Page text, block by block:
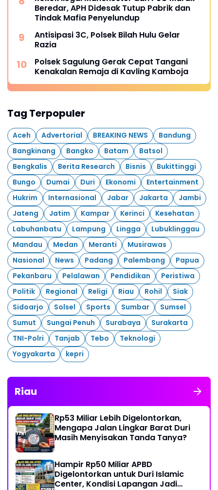
Beredar, APH Didesak Tutup Pabrik dan
Tindak Mafia Penyelundup
Antisipasi 3C, Polsek Bilah Hulu Gelar
Razia
Polsek Sagulung Gerak Cepat Tangani
Kenakalan Remaja di Kavling Kamboja
Tag Terpopuler
Aceh Advertorial BREAKING NEWS
Bandung
Bangkinang
Bangko Batam
Batsol
Bengkalis
Berita Research Bisnis
Bukittinggi
Bungo
Dumai Duri Ekonomi
Entertainment
Hukrim
Internasional Jabar Jakarta
Jambi
Jateng
Jatim Kampar Kerinci
Kesehatan
Labuhanbatu
Lampung Lingga
Lubuklinggau
Mandau
Medan Meranti
Musirawas
Nasional
News Padang Palembang
Papua
Pekanbaru
Pelalawan Pendidikan
Peristiwa
Politik
Regional Religi Riau Rohil
Siak
Sidoarjo
Solsel Sports Sumbar
Sumsel
Sumut
Sungai Penuh Surabaya
Surakarta
TNI-Polri
Tanjab Tebo
Teknologi
Yogyakarta
kepri
Riau
Rp53 Miliar Lebih Digelontorkan,
Mengapa Jalan Lingkar Barat Duri
Masih Menyisakan Tanda Tanya?
Hampir Rp50 Miliar APBD
Digelontorkan untuk Duri Islamic
Center, Kondisi Lapangan Jadi